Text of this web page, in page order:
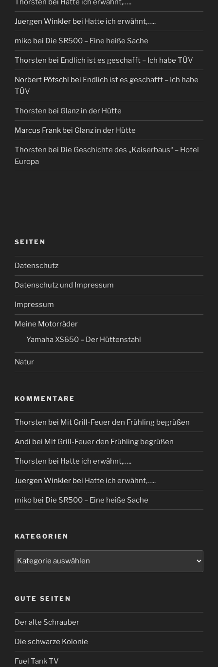
Thorsten bei Hatte ich erwähnt,…..
Juergen Winkler bei Hatte ich erwähnt,…..
miko bei Die SR500 – Eine heiße Sache
Thorsten bei Endlich ist es geschafft – Ich habe TÜV
Norbert Pötschl bei Endlich ist es geschafft – Ich habe
TÜV
Thorsten bei Glanz in der Hütte
Marcus Frank bei Glanz in der Hütte
Thorsten bei Die Geschichte des „Kaiserbaus“ – Hotel
Europa
SEITEN
Datenschutz
Datenschutz und Impressum
Impressum
Meine Motorräder
Yamaha XS650 – Der Hüttenstahl
Natur
KOMMENTARE
Thorsten bei Mit Grill-Feuer den Frühling begrüßen
Andi bei Mit Grill-Feuer den Frühling begrüßen
Thorsten bei Hatte ich erwähnt,…..
Juergen Winkler bei Hatte ich erwähnt,…..
miko bei Die SR500 – Eine heiße Sache
KATEGORIEN
GUTE SEITEN
Der alte Schrauber
Die schwarze Kolonie
Fuel Tank TV